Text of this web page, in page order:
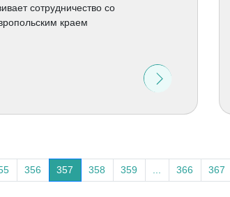
сотрудничество со
краем
356 357 358 359 366 367